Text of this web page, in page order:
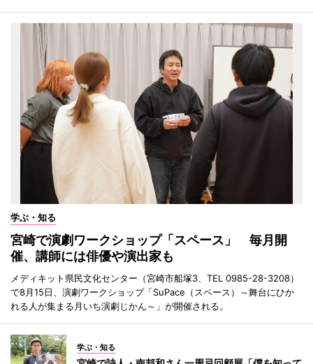
学ぶ・知る
宮崎で演劇ワークショップ「スペース」 毎月開
催、講師には俳優や演出家も
メディキット県民文化センター（宮崎市船塚3、TEL 0985-28-3208）
で8月15日、演劇ワークショップ「SuPace（スペース）～舞台にひか
れる人が集まる月いち演劇じかん～」が開催される。
学ぶ・知る